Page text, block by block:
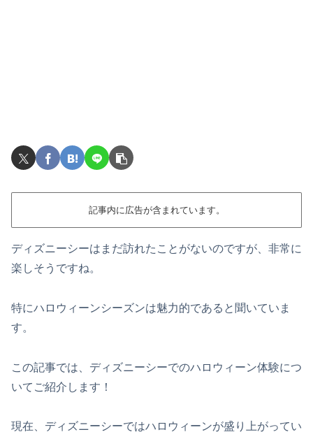
記事内に広告が含まれています。
ディズニーシーはまだ訪れたことがないのですが、非常に
楽しそうですね。
特にハロウィーンシーズンは魅力的であると聞いていま
す。
この記事では、ディズニーシーでのハロウィーン体験につ
いてご紹介します！
現在、ディズニーシーではハロウィーンが盛り上がってい